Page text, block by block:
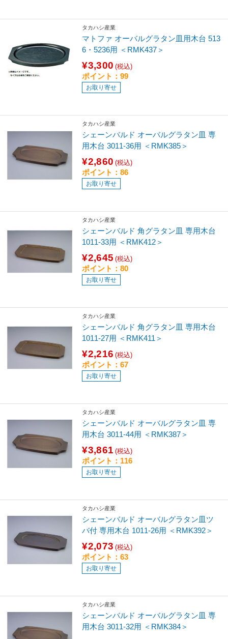
タカハシ産業
マトファ オーバルグラタン皿用木台 513
6・5236用 ＜RMK437＞
¥3,300 (税込)
ポイント：99
お取り寄せ
タカハシ産業
シェーンバルド オーバルグラタン皿 専
用木台 3011-36用 ＜RMK385＞
¥2,860 (税込)
ポイント：86
お取り寄せ
タカハシ産業
シェーンバルド 角グラタン皿 専用木台
1011-33用 ＜RMK412＞
¥2,645 (税込)
ポイント：80
お取り寄せ
タカハシ産業
シェーンバルド 角グラタン皿 専用木台
1011-27用 ＜RMK411＞
¥2,216 (税込)
ポイント：67
お取り寄せ
タカハシ産業
シェーンバルド オーバルグラタン皿 専
用木台 3011-44用 ＜RMK387＞
¥3,861 (税込)
ポイント：116
お取り寄せ
タカハシ産業
シェーンバルド オーバルグラタン皿ツ
バ付 専用木台 1011-26用 ＜RMK392＞
¥2,073 (税込)
ポイント：63
お取り寄せ
タカハシ産業
シェーンバルド オーバルグラタン皿 専
用木台 3011-32用 ＜RMK384＞